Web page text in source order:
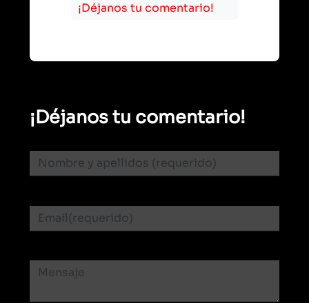
¡Déjanos tu comentario!
¡Déjanos tu comentario!